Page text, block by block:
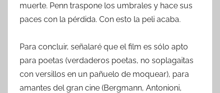
muerte. Penn traspone los umbrales y hace sus
paces con la pérdida. Con esto la peli acaba.
Para concluir, señalaré que el film es sólo apto
para poetas (verdaderos poetas, no soplagaitas
con versillos en un pañuelo de moquear), para
amantes del gran cine (Bergmann, Antonioni,